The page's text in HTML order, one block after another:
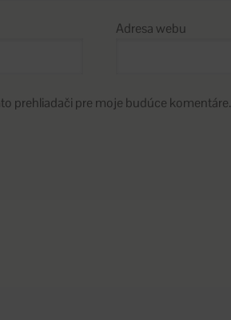
Adresa webu
prehliadači pre moje budúce komentáre.